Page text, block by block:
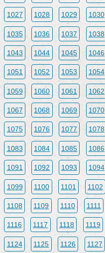
1027 1028 1029 1030
1035 1036 1037 1038
1043 1044 1045 1046
1051 1052 1053 1054
1059 1060 1061 1062
1067 1068 1069 1070
1075 1076 1077 1078
1083 1084 1085 1086
1091 1092 1093 1094
1099 1100 1101 1102
1108 1109 1110 1111
1116 1117 1118 1119
1124 1125 1126 1127